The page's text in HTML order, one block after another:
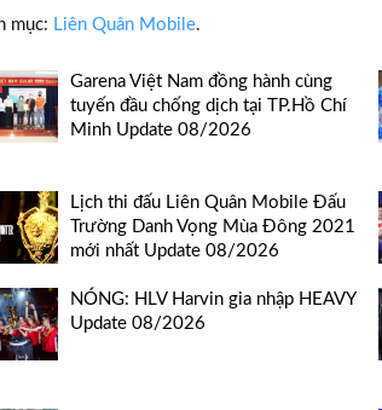
mục: Liên Quân Mobile.
Garena Việt Nam đồng hành cùng
tuyến đầu chống dịch tại TP.Hồ Chí
Minh Update 08/2026
Lịch thi đấu Liên Quân Mobile Đấu
Trường Danh Vọng Mùa Đông 2021
mới nhất Update 08/2026
NÓNG: HLV Harvin gia nhập HEAVY
Update 08/2026